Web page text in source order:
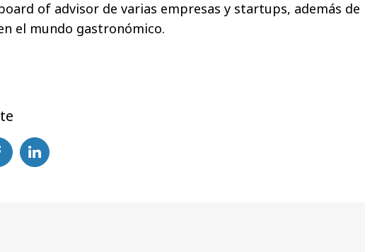
of advisor de varias empresas y startups, además de
el mundo gastronómico.